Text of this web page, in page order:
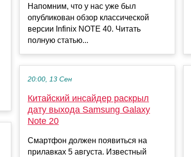
Напомним, что у нас уже был
опубликован обзор классической
версии Infinix NOTE 40. Читать
полную статью...
20:00, 13 Сен
Китайский инсайдер раскрыл
дату выхода Samsung Galaxy
Note 20
Смартфон должен появиться на
прилавках 5 августа. Известный